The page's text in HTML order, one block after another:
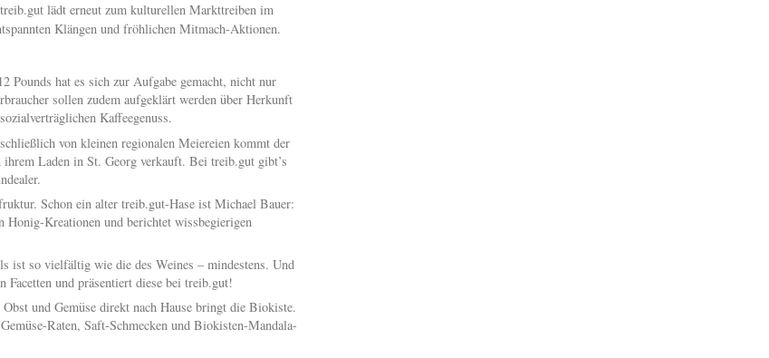
lädt erneut zum kulturellen Markttreiben im
Klängen und fröhlichen Mitmach-Aktionen.
Pounds hat es sich zur Aufgabe gemacht, nicht nur
sollen zudem aufgeklärt werden über Herkunft
Kaffeegenuss.
von kleinen regionalen Meiereien kommt der
Laden in St. Georg verkauft. Bei treib.gut gibt’s
Schon ein alter treib.gut-Hase ist Michael Bauer:
Honig-Kreationen und berichtet wissbegierigen
ist so vielfältig wie die des Weines – mindestens. Und
Facetten und präsentiert diese bei treib.gut!
und Gemüse direkt nach Hause bringt die Biokiste.
Raten, Saft-Schmecken und Biokisten-Mandala-